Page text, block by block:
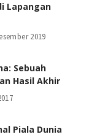
Lapangan
2019
Sebuah
Hasil Akhir
Piala Dunia